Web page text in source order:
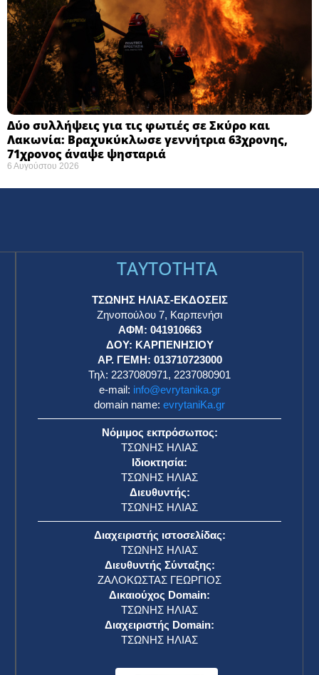
Δύο συλλήψεις για τις φωτιές σε Σκύρο και
Λακωνία: Βραχυκύκλωσε γεννήτρια 63χρονης,
71χρονος άναψε ψησταριά
6 Αυγούστου 2026
TAYTOTHTA
ΤΣΩΝΗΣ ΗΛΙΑΣ-ΕΚΔΟΣΕΙΣ
Ζηνοπούλου 7, Καρπενήσι
ΑΦΜ: 041910663
ΔΟΥ: ΚΑΡΠΕΝΗΣΙΟΥ
ΑΡ. ΓΕΜΗ: 013710723000
Τηλ: 2237080971, 2237080901
e-mail: info@evrytanika.gr
domain name: evrytaniKa.gr
Νόμιμος εκπρόσωπος:
ΤΣΩΝΗΣ ΗΛΙΑΣ
Ιδιοκτησία:
ΤΣΩΝΗΣ ΗΛΙΑΣ
Διευθυντής:
ΤΣΩΝΗΣ ΗΛΙΑΣ
Διαχειριστής ιστοσελίδας:
ΤΣΩΝΗΣ ΗΛΙΑΣ
Διευθυντής Σύνταξης:
ΖΑΛΟΚΩΣΤΑΣ ΓΕΩΡΓΙΟΣ
Δικαιούχος Domain:
ΤΣΩΝΗΣ ΗΛΙΑΣ
Διαχειριστής Domain:
ΤΣΩΝΗΣ ΗΛΙΑΣ